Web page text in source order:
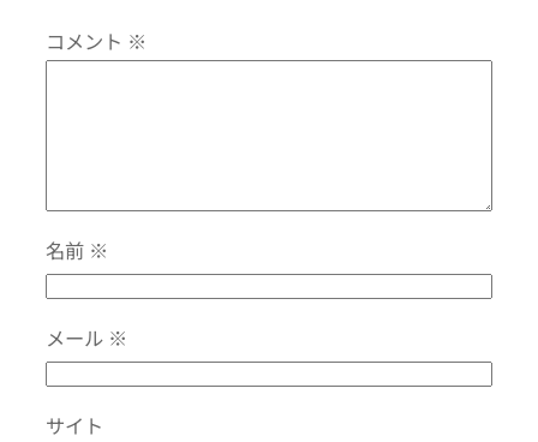
コメント ※
名前 ※
メール ※
サイト